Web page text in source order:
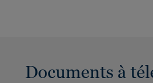
Documents à